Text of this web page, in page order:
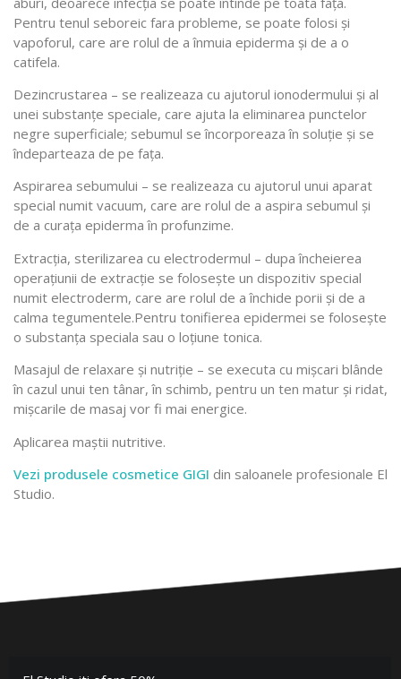
Pentru tenul seboreic fara probleme, se poate folosi şi
vapoforul, care are rolul de a înmuia epiderma şi de a o
catifela.
Dezincrustarea – se realizeaza cu ajutorul ionodermului şi al
unei substanţe speciale, care ajuta la eliminarea punctelor
negre superficiale; sebumul se încorporeaza în soluţie şi se
îndeparteaza de pe faţa.
Aspirarea sebumului – se realizeaza cu ajutorul unui aparat
special numit vacuum, care are rolul de a aspira sebumul şi
de a curaţa epiderma în profunzime.
Extracţia, sterilizarea cu electrodermul – dupa încheierea
operaţiunii de extracţie se foloseşte un dispozitiv special
numit electroderm, care are rolul de a închide porii şi de a
calma tegumentele.Pentru tonifierea epidermei se foloseşte
o substanţa speciala sau o loţiune tonica.
Masajul de relaxare şi nutriţie – se executa cu mişcari blânde
în cazul unui ten tânar, în schimb, pentru un ten matur şi ridat,
mişcarile de masaj vor fi mai energice.
Aplicarea maştii nutritive.
Vezi produsele cosmetice GIGI din saloanele profesionale El
Studio.